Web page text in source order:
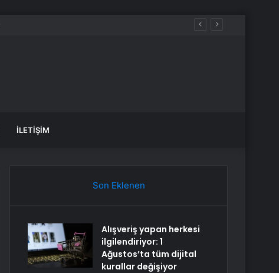
İLETIŞIM
Son Eklenen
Alışveriş yapan herkesi
ilgilendiriyor: 1
Ağustos’ta tüm dijital
kurallar değişiyor